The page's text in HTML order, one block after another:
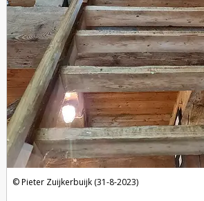
Pieter Zuijkerbuijk (31-8-2023)